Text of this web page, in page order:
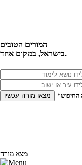
המורים הטובים
בישראל, במקום אחד.
מצאו מורה עכשיו החיפוש
מצא מורה